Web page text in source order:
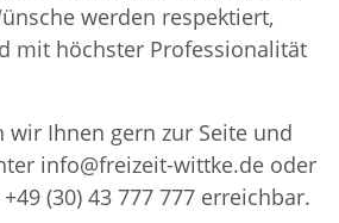
werden respektiert,
mit höchster Professionalität
wir Ihnen gern zur Seite und
info@freizeit-wittke.de oder
(30) 43 777 777 erreichbar.